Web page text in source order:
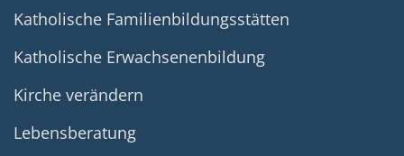
Katholische Familienbildungsstätten
Katholische Erwachsenenbildung
Kirche verändern
Lebensberatung